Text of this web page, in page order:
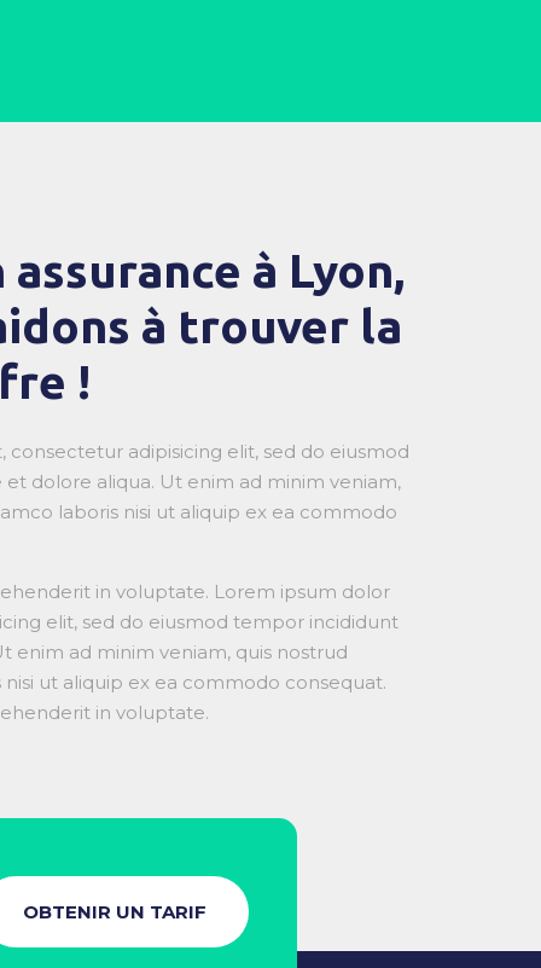
à Lyon,
à trouver la
!
consectetur adipisicing elit, sed do eiusmod
dolore aliqua. Ut enim ad minim veniam,
laboris nisi ut aliquip ex ea commodo
in voluptate. Lorem ipsum dolor
elit, sed do eiusmod tempor incididunt
enim ad minim veniam, quis nostrud
ut aliquip ex ea commodo consequat.
in voluptate.
OBTENIR UN TARIF